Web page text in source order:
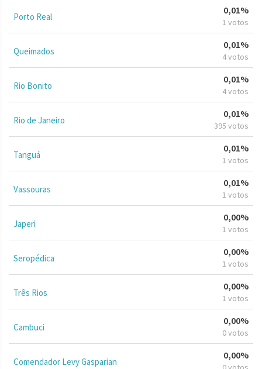
Porto Real
0,01%
1 votos
Queimados
0,01%
4 votos
Rio Bonito
0,01%
4 votos
Rio de Janeiro
0,01%
395 votos
Tanguá
0,01%
1 votos
Vassouras
0,01%
1 votos
Japeri
0,00%
1 votos
Seropédica
0,00%
1 votos
Três Rios
0,00%
1 votos
Cambuci
0,00%
0 votos
Comendador Levy Gasparian
0,00%